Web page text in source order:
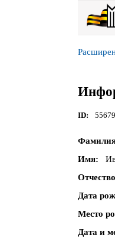
ID
Имя
Отчество
Дата
Место
Дата и